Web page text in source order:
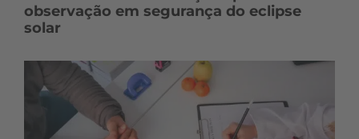
observação em segurança do eclipse
solar